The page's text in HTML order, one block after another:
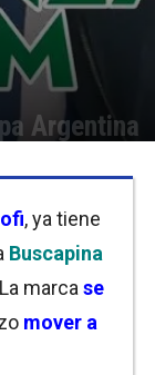
Argentina
, ya tiene
Buscapina
marca se
mover a